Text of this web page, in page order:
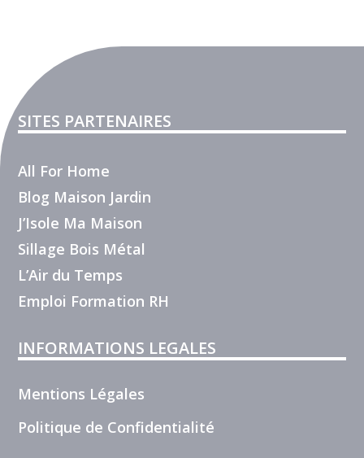
SITES PARTENAIRES
All For Home
Blog Maison Jardin
J’Isole Ma Maison
Sillage Bois Métal
L’Air du Temps
Emploi Formation RH
INFORMATIONS LEGALES
Mentions Légales
Politique de Confidentialité